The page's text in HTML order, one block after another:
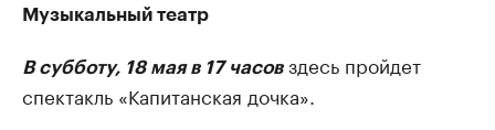
Музыкальный театр
В субботу, 18 мая в 17 часовздесь пройдет
спектакль «Капитанская дочка».